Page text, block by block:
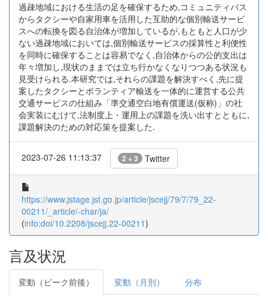
過疎地域における生活の足を確保するため,コミュニティバス
からタクシーや自家用車を活用した互助的な個別輸送サービ
スへの転換を図る自治体が増加しているが,もともと人口が少
ない過疎地域においては,個別輸送サービスの採算性と利便性
を同時に確保することは容易でなく,自治体からの公的支出は
年々増加し,現状のままでは立ち行かなくなりつつある状況も
見受けられる.本研究では,それらの課題を解決すべく,先に提
案したタクシーとボランティア輸送を一体的に運営する公共
交通サービスの仕組み「準交通空白地有償運送(仮称)」の社
会実装にむけて,法制度上・運用上の課題を洗い出すとともに,
課題解決のための対応策を提案した.
2023-07-26 11:13:37 2 + 3 Twitter
https://www.jstage.jst.go.jp/article/jscejj/79/7/79_22-
00211/_article/-char/ja/
(info:doi/10.2208/jscejj.22-00211)
言及状況
変動（ピーク前後） 変動（月別） 分布